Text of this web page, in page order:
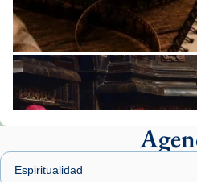
Mons. Sergi Gordo,
presidit aquest 27 de
Santes de Mataró.
🔗tinyurl.com/cvu5jmbk
📸 J. Merino